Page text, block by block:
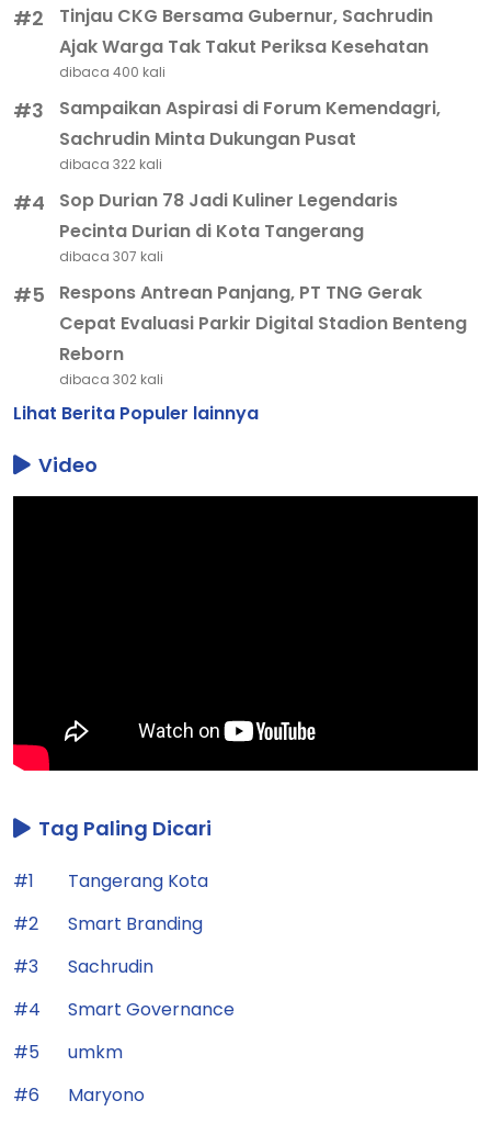
#2
Tinjau CKG Bersama Gubernur, Sachrudin
Ajak Warga Tak Takut Periksa Kesehatan
dibaca 400 kali
#3
Sampaikan Aspirasi di Forum Kemendagri,
Sachrudin Minta Dukungan Pusat
dibaca 322 kali
#4
Sop Durian 78 Jadi Kuliner Legendaris
Pecinta Durian di Kota Tangerang
dibaca 307 kali
#5
Respons Antrean Panjang, PT TNG Gerak
Cepat Evaluasi Parkir Digital Stadion Benteng
Reborn
dibaca 302 kali
Lihat Berita Populer lainnya
Video
Tag Paling Dicari
#1
Tangerang Kota
#2
Smart Branding
#3
Sachrudin
#4
Smart Governance
#5
umkm
#6
Maryono